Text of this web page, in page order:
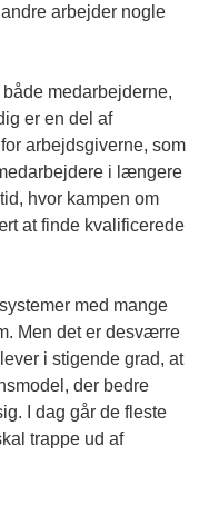
arbejder nogle
medarbejderne,
er en del af
arbejdsgiverne, som
i længere
hvor kampen om
at finde kvalificerede
med mange
Men det er desværre
i stigende grad, at
der bedre
I dag går de fleste
trappe ud af